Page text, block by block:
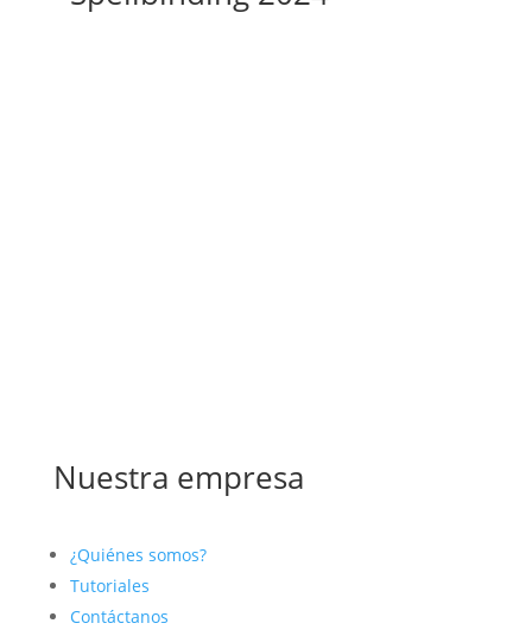
Nuestra empresa
¿Quiénes somos?
Tutoriales
Contáctanos